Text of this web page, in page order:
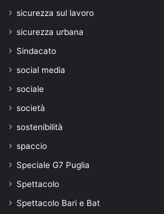
sicurezza sul lavoro
sicurezza urbana
Sindacato
social media
sociale
società
sostenibilità
spaccio
Speciale G7 Puglia
Spettacolo
Spettacolo Bari e Bat